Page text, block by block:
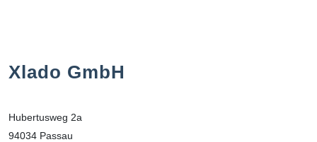
Xlado GmbH
Hubertusweg 2a
94034 Passau